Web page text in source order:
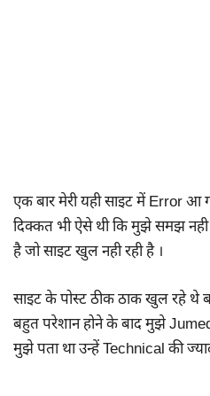
एक बार मेरी यही साइट में Error आ
दिक्कत भी ऐसे थी कि मुझे समझ
है जो साइट खुल नही रही है ।
साइट के पोस्ट ठीक ठाक खुल रहे थे
बहुत परेशान होने के बाद मुझे
मुझे पता था उन्हें Technical की